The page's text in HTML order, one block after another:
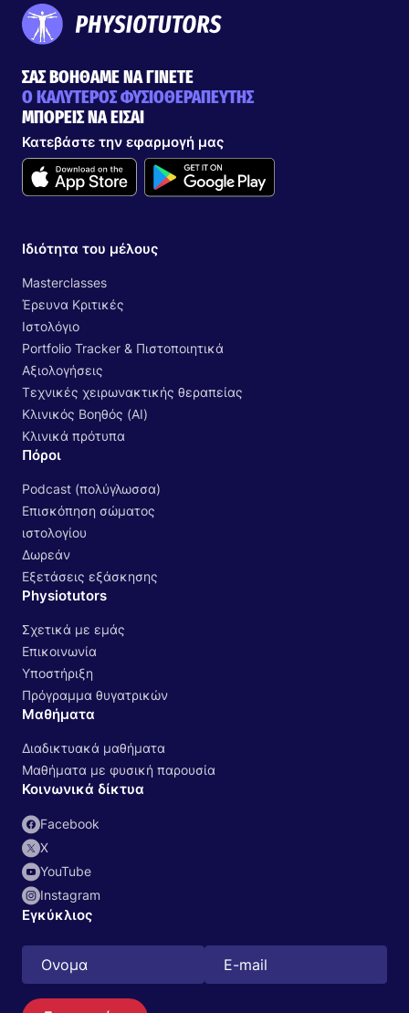
ΣΑΣ ΒΟΗΘΑΜΕ ΝΑ ΓΙΝΕΤΕ
Ο ΚΑΛΥΤΕΡΟΣ ΦΥΣΙΟΘΕΡΑΠΕΥΤΗΣ
ΜΠΟΡΕΙΣ ΝΑ ΕΙΣΑΙ
Κατεβάστε την εφαρμογή μας
Ιδιότητα του μέλους
Masterclasses
Έρευνα Κριτικές
Ιστολόγιο
Portfolio Tracker & Πιστοποιητικά
Αξιολογήσεις
Τεχνικές χειρωνακτικής θεραπείας
Κλινικός Βοηθός (AI)
Κλινικά πρότυπα
Πόροι
Podcast (πολύγλωσσα)
Επισκόπηση σώματος
ιστολογίου
Δωρεάν
Εξετάσεις εξάσκησης
Physiotutors
Σχετικά με εμάς
Επικοινωνία
Υποστήριξη
Πρόγραμμα θυγατρικών
Μαθήματα
Διαδικτυακά μαθήματα
Μαθήματα με φυσική παρουσία
Κοινωνικά δίκτυα
Facebook
Χ
YouTube
Instagram
Εγκύκλιος